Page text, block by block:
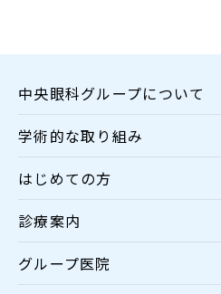
中央眼科グループについて
学術的な取り組み
はじめての方
診療案内
グループ医院